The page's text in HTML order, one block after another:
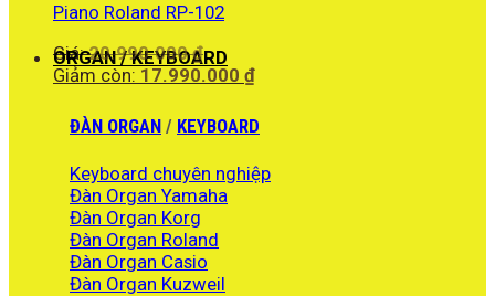
Piano Roland RP-102
Giá:20.990.000₫ Giá
gốc
20.990.000 ₫.
Giảm còn: 17.990.000 ₫Giá
tại
là:
17.990.000 ₫.
ORGAN / KEYBOARD
ĐÀN ORGAN / KEYBOARD
Keyboard chuyên nghiệp
Đàn Organ Yamaha
Đàn Organ Korg
Đàn Organ Roland
Đàn Organ Casio
Đàn Organ Kuzweil